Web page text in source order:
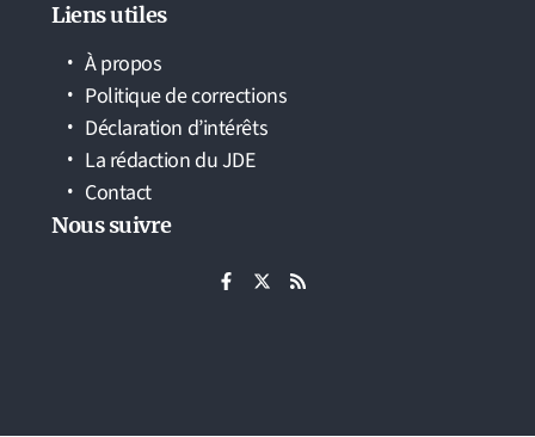
Liens utiles
À propos
Politique de corrections
Déclaration d’intérêts
La rédaction du JDE
Contact
Nous suivre